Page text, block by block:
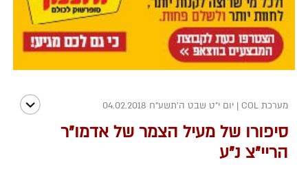
מערכת COL | יום י"ט שבט ה׳תשע״ח 04.02.2018
סיפורו של מעיל הצמר של אדמו"ר
הריי"צ נ"ע